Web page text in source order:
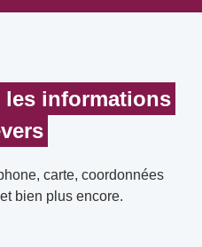
les informations
carte, coordonnées
bien plus encore.